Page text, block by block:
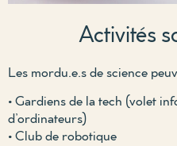
Activités
Les mordu.e.s de science
• Gardiens de la tech (volet
d’ordinateurs)
• Club de robotique